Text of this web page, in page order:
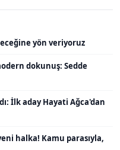
yön veriyoruz
dokunuş: Sedde
İlk aday Hayati Ağca'dan
halka! Kamu parasıyla,